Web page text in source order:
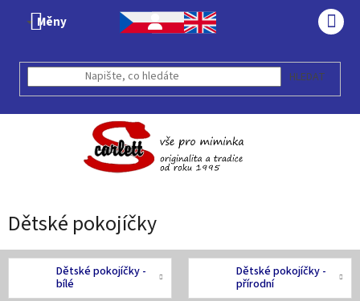
Měny
HLEDAT
Dětské pokojíčky
Dětské pokojíčky -
bílé
Dětské pokojíčky -
přírodní